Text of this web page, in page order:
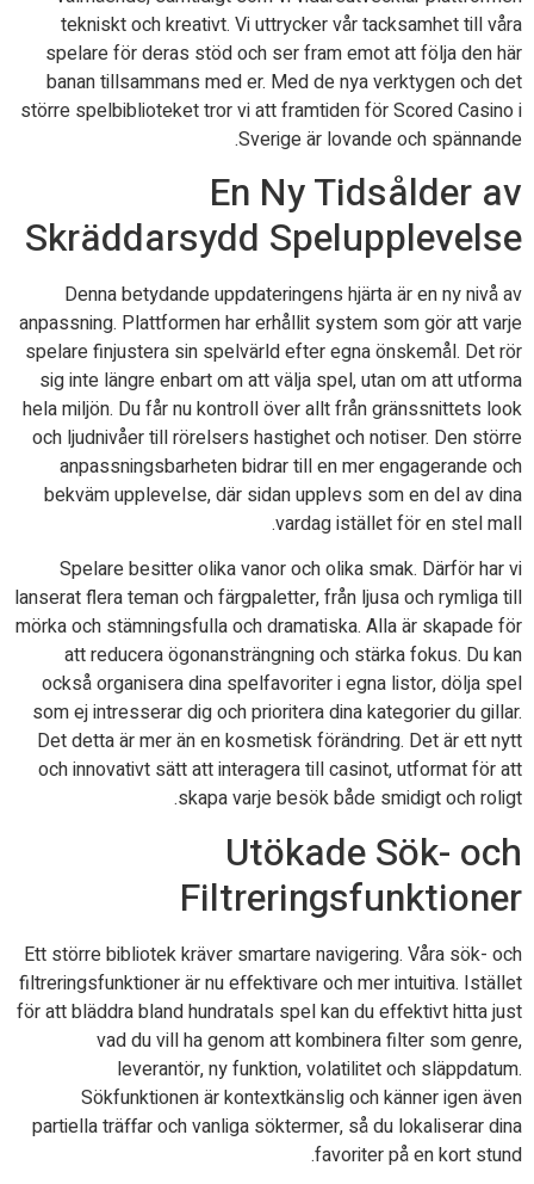
tekniskt och kreativt. Vi uttrycker vår tacksamhet till våra
spelare för deras stöd och ser fram emot att följa den här
banan tillsammans med er. Med de nya verktygen och det
större spelbiblioteket tror vi att framtiden för Scored Casino i
Sverige är lovande och spännande.
En Ny Tidsålder av
Skräddarsydd Spelupplevelse
Denna betydande uppdateringens hjärta är en ny nivå av
anpassning. Plattformen har erhållit system som gör att varje
spelare finjustera sin spelvärld efter egna önskemål. Det rör
sig inte längre enbart om att välja spel, utan om att utforma
hela miljön. Du får nu kontroll över allt från gränssnittets look
och ljudnivåer till rörelsers hastighet och notiser. Den större
anpassningsbarheten bidrar till en mer engagerande och
bekväm upplevelse, där sidan upplevs som en del av dina
vardag istället för en stel mall.
Spelare besitter olika vanor och olika smak. Därför har vi
lanserat flera teman och färgpaletter, från ljusa och rymliga till
mörka och stämningsfulla och dramatiska. Alla är skapade för
att reducera ögonansträngning och stärka fokus. Du kan
också organisera dina spelfavoriter i egna listor, dölja spel
som ej intresserar dig och prioritera dina kategorier du gillar.
Det detta är mer än en kosmetisk förändring. Det är ett nytt
och innovativt sätt att interagera till casinot, utformat för att
skapa varje besök både smidigt och roligt.
Utökade Sök- och
Filtreringsfunktioner
Ett större bibliotek kräver smartare navigering. Våra sök- och
filtreringsfunktioner är nu effektivare och mer intuitiva. Istället
för att bläddra bland hundratals spel kan du effektivt hitta just
vad du vill ha genom att kombinera filter som genre,
leverantör, ny funktion, volatilitet och släppdatum.
Sökfunktionen är kontextkänslig och känner igen även
partiella träffar och vanliga söktermer, så du lokaliserar dina
favoriter på en kort stund.